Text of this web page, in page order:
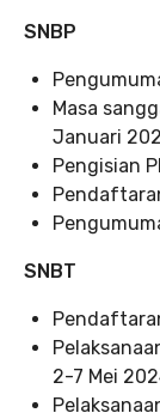
SNBP
Masa
Januari
Pengisian
SNBT
2-7 Mei